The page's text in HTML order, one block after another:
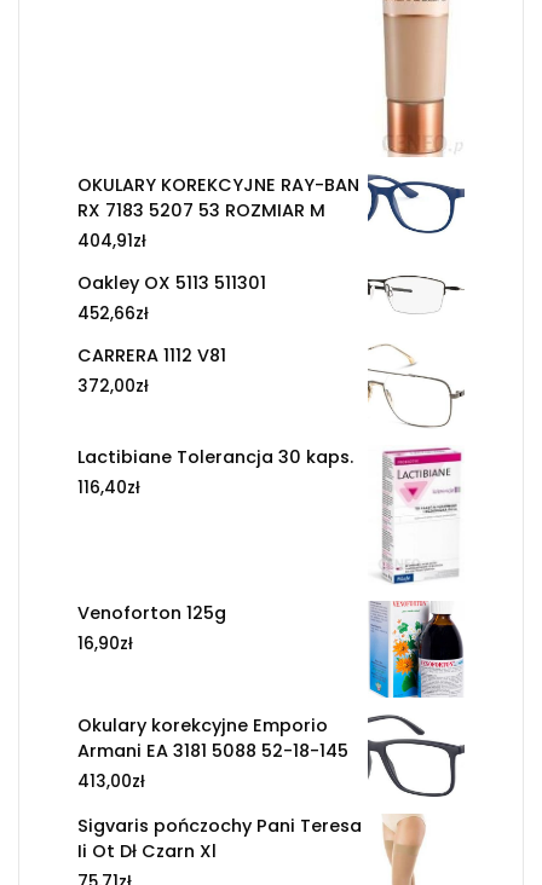
OKULARY KOREKCYJNE RAY-BAN
RX 7183 5207 53 ROZMIAR M
404,91zł
Oakley OX 5113 511301
452,66zł
CARRERA 1112 V81
372,00zł
Lactibiane Tolerancja 30 kaps.
116,40zł
Venoforton 125g
16,90zł
Okulary korekcyjne Emporio
Armani EA 3181 5088 52-18-145
413,00zł
Sigvaris pończochy Pani Teresa
Ii Ot Dł Czarn Xl